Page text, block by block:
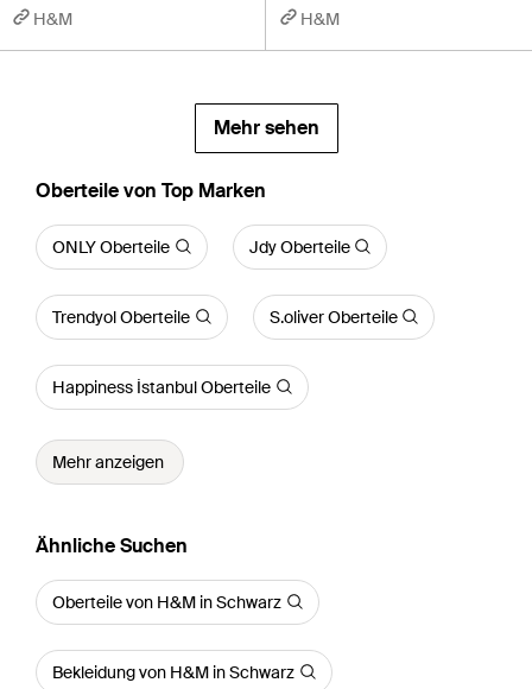
H&M H&M
Mehr sehen
Oberteile von Top Marken
ONLY Oberteile Jdy Oberteile
Trendyol Oberteile S.oliver Oberteile
Happiness İstanbul Oberteile
Mehr anzeigen
Ähnliche Suchen
Oberteile von H&M in Schwarz
Bekleidung von H&M in Schwarz